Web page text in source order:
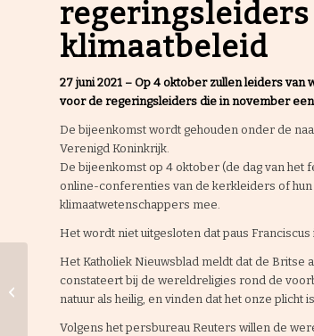
klimaatbeleid
27 juni 2021 – Op 4 oktober zullen leiders
voor de regeringsleiders die in november
De bijeenkomst wordt gehouden onder de
Verenigd Koninkrijk.
De bijeenkomst op 4 oktober (de dag van het
online-conferenties van de kerkleiders of
klimaatwetenschappers mee.
Het wordt niet uitgesloten dat paus
Het Katholiek Nieuwsblad meldt dat de Britse
constateert bij de wereldreligies rond de
natuur als heilig, en vinden dat het onze plicht
Volgens het persbureau Reuters willen de
Nijmegen zegt
‘corona-dankjewel’